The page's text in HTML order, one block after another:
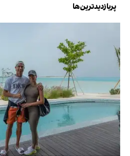
پربازدیدترین‌ها